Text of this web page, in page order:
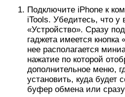
Подключите iPhone к
iTools. Убедитесь, что у
«Устройство». Сразу
гаджета имеется
нее располагается
нажатие по которой
дополнительное меню,
установить, куда будет
буфер обмена или